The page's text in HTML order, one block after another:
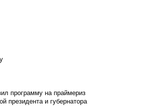
программу на праймериз
президента и губернатора